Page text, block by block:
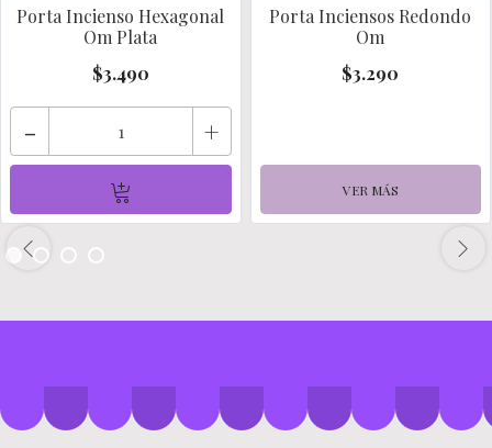
Porta Incienso Hexagonal
Om Plata
$3.490
- +
Porta Inciensos Redondo
Om
$3.290
VER MÁS